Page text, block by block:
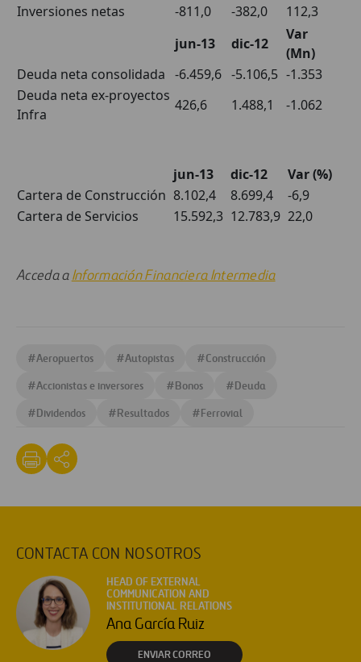
Inversiones netas -811,0 -382,0
112,3
jun-13
dic-12
Var
(Mn)
Deuda neta consolidada -6.459,6 -5.106,5 -1.353
Deuda neta ex-proyectos
Infra
426,6 1.488,1 -1.062
jun-13 dic-12
Var (%)
Cartera de Construcción 8.102,4 8.699,4
-6,9
Cartera de Servicios
15.592,3 12.783,9 22,0
Acceda a Información Financiera Intermedia
#Aeropuertos #Autopistas #Construcción
#Accionistas e inversores #Bonos #Deuda
#Dividendos #Resultados #Ferrovial
CONTACTA CON NOSOTROS
HEAD OF EXTERNAL
COMMUNICATION AND
INSTITUTIONAL RELATIONS
Ana García Ruiz
ENVIAR CORREO